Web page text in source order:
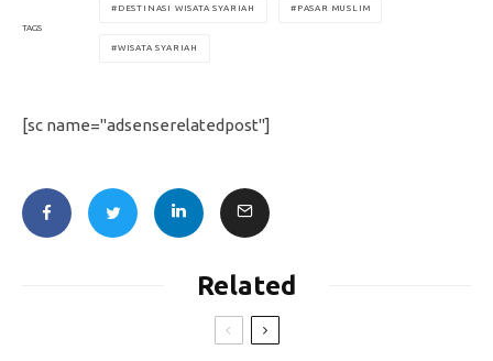
TAGS
DESTINASI WISATA SYARIAH PASAR MUSLIM
WISATA SYARIAH
[sc name="adsenserelatedpost"]
Related